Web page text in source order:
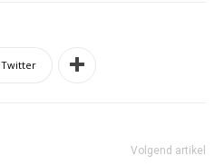
Twitter
Volgend artikel